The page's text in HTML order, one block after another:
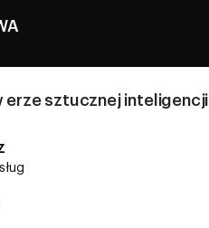
erze sztucznej inteligencji